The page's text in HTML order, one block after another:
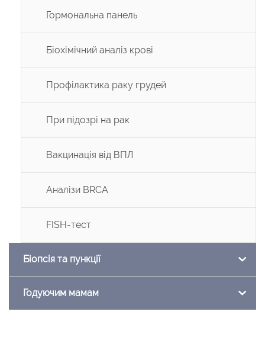
Гормональна панель
Біохімічний аналіз крові
Профілактика раку грудей
При підозрі на рак
Вакцинація від ВПЛ
Аналізи BRCA
FISH-тест
Біопсія та пункції
Годуючим мамам